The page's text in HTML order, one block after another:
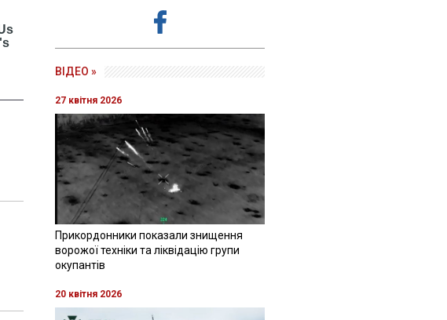
ВІДЕО »
27 квітня 2026
Прикордонники показали знищення
ворожої техніки та ліквідацію групи
окупантів
20 квітня 2026